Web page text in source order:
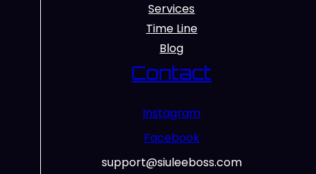
Services
Time Line
Blog
Contact
Instagram
Facebook
support@siuleeboss.com